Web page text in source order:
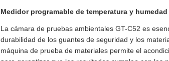
Medidor programable de temperatura y humedad
La cámara de pruebas ambientales GT-C52 es
durabilidad de los guantes de seguridad y los
máquina de prueba de materiales permite el